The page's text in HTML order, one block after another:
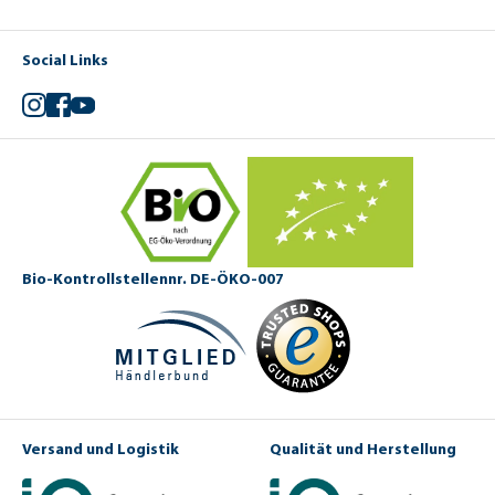
Social Links
Instagram
Facebook
YouTube
Bio-Kontrollstellennr. DE-ÖKO-007
Versand und Logistik Qualität und Herstellung